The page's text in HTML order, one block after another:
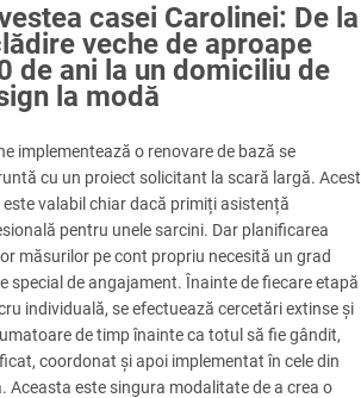
casei Carolinei: De la
veche de aproape
de ani la un domiciliu de
la modă
implementează o renovare de bază se
cu un proiect solicitant la scară largă. Acest
este valabil chiar dacă primiți asistență
pentru unele sarcini. Dar planificarea
măsurilor pe cont propriu necesită un grad
special de angajament. Înainte de fiecare etapă
individuală, se efectuează cercetări extinse și
de timp înainte ca totul să fie gândit,
coordonat și apoi implementat în cele din
Aceasta este singura modalitate de a crea o